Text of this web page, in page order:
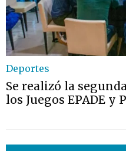
Deportes
Se realizó la
los Juegos EPADE y